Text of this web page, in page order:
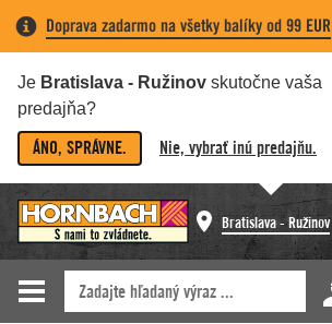
Doprava zadarmo na všetky balíky od 99 EUR
Je Bratislava - Ružinov skutočne vaša
predajňa?
ÁNO, SPRÁVNE. Nie, vybrať inú predajňu.
Bratislava - Ružinov